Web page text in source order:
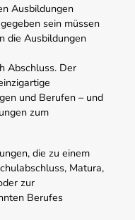
Ausbildungen
sein müssen
die Ausbildungen
Abschluss. Der
und Berufen – und
zum
die zu einem
Matura,
zur
Berufes